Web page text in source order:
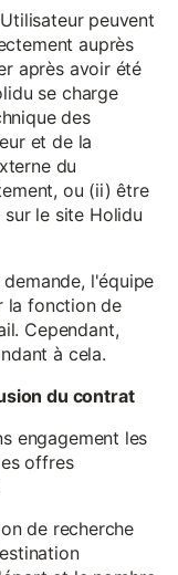
peuvent
auprès
après avoir été
se charge
des
et de la
du
ou (ii) être
le site Holidu
l'équipe
la fonction de
Cependant,
à cela.
du contrat
engagement les
offres
de recherche